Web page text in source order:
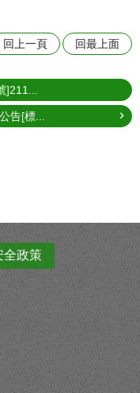
回上一頁 回最上面
]211...
告[標...
全政策